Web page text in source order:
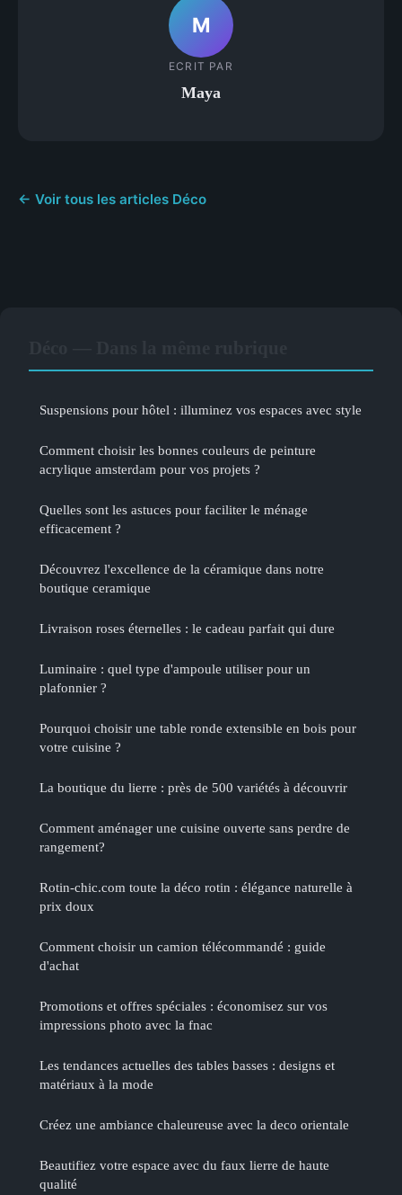
M
ECRIT PAR
Maya
← Voir tous les articles Déco
Suspensions pour hôtel : illuminez vos espaces avec style
Comment choisir les bonnes couleurs de peinture
acrylique amsterdam pour vos projets ?
Quelles sont les astuces pour faciliter le ménage
efficacement ?
Découvrez l'excellence de la céramique dans notre
boutique ceramique
Livraison roses éternelles : le cadeau parfait qui dure
Luminaire : quel type d'ampoule utiliser pour un
plafonnier ?
Pourquoi choisir une table ronde extensible en bois pour
votre cuisine ?
La boutique du lierre : près de 500 variétés à découvrir
Comment aménager une cuisine ouverte sans perdre de
rangement?
Rotin-chic.com toute la déco rotin : élégance naturelle à
prix doux
Comment choisir un camion télécommandé : guide
d'achat
Promotions et offres spéciales : économisez sur vos
impressions photo avec la fnac
Les tendances actuelles des tables basses : designs et
matériaux à la mode
Créez une ambiance chaleureuse avec la deco orientale
Beautifiez votre espace avec du faux lierre de haute
qualité